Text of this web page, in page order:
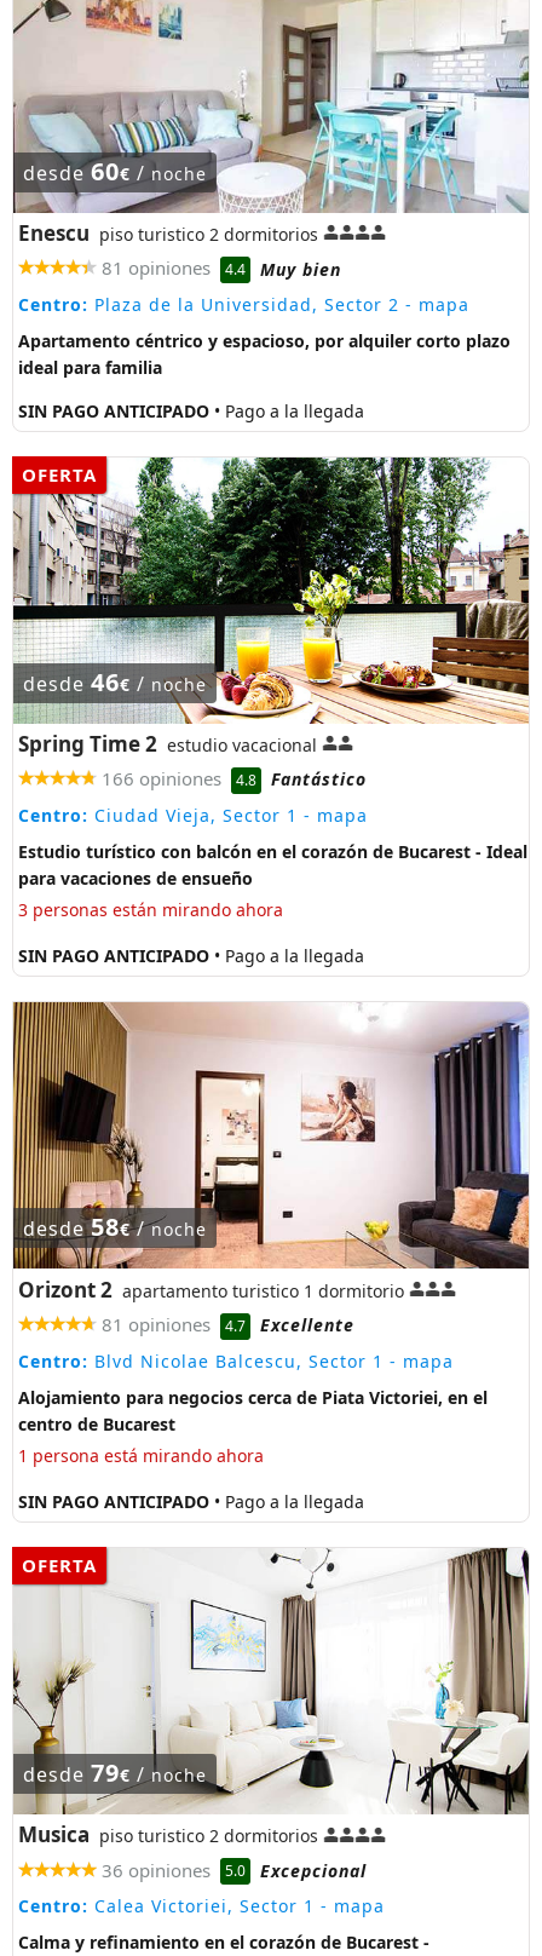
desde60€ /noche
Enescu piso turistico 2 dormitorios
81 opiniones 4.4
Muy bien
Centro: Plaza de la Universidad, Sector 2 - mapa
Apartamento céntrico y espacioso, por alquiler corto plazo
ideal para familia
SIN PAGO ANTICIPADO • Pago a la llegada
OFERTA
desde 46€ / noche
Spring Time 2 estudio vacacional
166 opiniones 4.8
Fantástico
Centro: Ciudad Vieja, Sector 1 - mapa
Estudio turístico con balcón en el corazón de Bucarest - Ideal
para vacaciones de ensueño
3 personas están mirando ahora
SIN PAGO ANTICIPADO • Pago a la llegada
desde58€/noche
Orizont 2 apartamento turistico 1 dormitorio
81 opiniones 4.7
Excellente
Centro: Blvd Nicolae Balcescu, Sector 1 - mapa
Alojamiento para negocios cerca de Piata Victoriei, en el
centro de Bucarest
1 persona está mirando ahora
SIN PAGO ANTICIPADO • Pago a la llegada
OFERTA
desde 79€ /noche
Musica piso turistico 2 dormitorios
36 opiniones 5.0
Excepcional
Centro: Calea Victoriei, Sector 1 - mapa
Calma y refinamiento en el corazón de Bucarest -